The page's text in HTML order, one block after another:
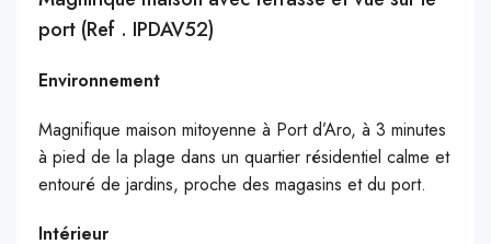
port (Ref . IPDAV52)
Environnement
Magnifique maison mitoyenne à Port d’Aro, à 3 minutes
à pied de la plage dans un quartier résidentiel calme et
entouré de jardins, proche des magasins et du port.
Intérieur